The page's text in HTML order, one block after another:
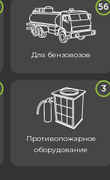
Для бензовозов
56
Противопожарное
оборудование
3